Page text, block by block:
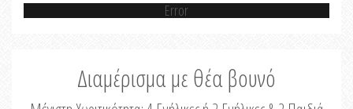
Error
Διαμέρισμα με θέα βουνό